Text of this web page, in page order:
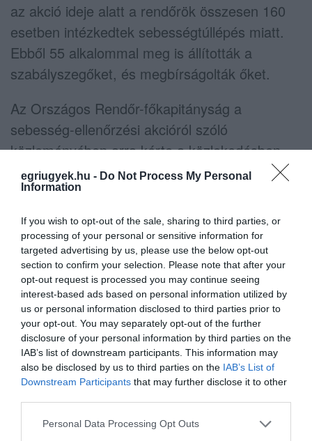
egriugyek.hu - Do Not Process My Personal
Information
If you wish to opt-out of the sale, sharing to third parties, or
processing of your personal or sensitive information for
targeted advertising by us, please use the below opt-out
section to confirm your selection. Please note that after your
opt-out request is processed you may continue seeing
interest-based ads based on personal information utilized by
us or personal information disclosed to third parties prior to
your opt-out. You may separately opt-out of the further
disclosure of your personal information by third parties on the
IAB’s list of downstream participants. This information may
also be disclosed by us to third parties on the IAB’s List of
Downstream Participants that may further disclose it to other
Please note that this website/app uses one or more Google
Personal Data Processing Opt Outs
az akció ideje alatt a rendőrök összesen 160
esetben intézkedtek sebességtúllépés miatt.
Ebből 55 alkalommal meg is állították a
szabályszegőket, és megbírságolták őket.
Az Országos Rendőr-főkapitányság a
sebesség-ellenőrzési akcióról szóló
közleményében arra kérte a közlekedésben
résztvevőket, hogy a jövőben is mindig tartsák
be a közúti szabályokat, ne sodorják veszélybe
se magukat, se a közlekedés többi
résztvevőjét azzal, hogy a megengedett
sebességnél gyorsabban vezetnek.
Ne maradjon le a legfrissebb hírekről, kövessen
bennünket az EGRI ÜGYEK Google Hírek oldalán!